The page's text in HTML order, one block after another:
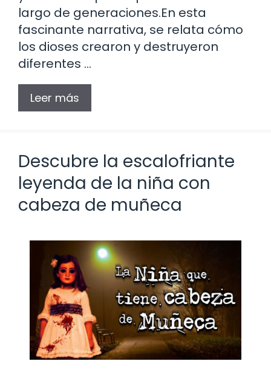
largo de generaciones.En esta
fascinante narrativa, se relata cómo
los dioses crearon y destruyeron
diferentes …
Leer más
Descubre la escalofriante
leyenda de la niña con
cabeza de muñeca